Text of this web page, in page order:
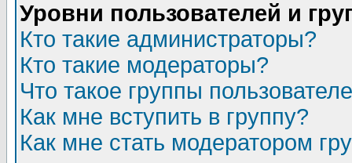
Уровни пользователей и
Кто такие администраторы?
Кто такие модераторы?
Что такое группы
Как мне вступить в группу?
Как мне стать модератором